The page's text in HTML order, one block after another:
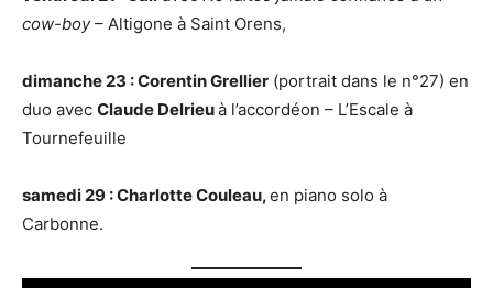
cow-boy– Altigone à Saint Orens,
dimanche 23 : Corentin Grellier (portrait dans le n°27) en
duo avec Claude Delrieuà l’accordéon – L’Escale à
Tournefeuille
samedi 29 : Charlotte Couleau,en piano solo à
Carbonne.